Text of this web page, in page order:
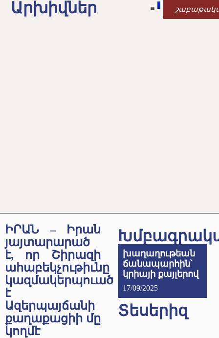
Արխիվներ
ԻՐԱՆ – Իրան
յայտարարած
է, որ Շիրազի
ահաբեկչութիւնը
կազմակերպուած
է
Ազերպայճանի
քաղաքացիի մը
կողմէ
խաղաղութեան
ճանապարհին՝
կրիայի քայլերով
17/09/2025
Տեսերիզ